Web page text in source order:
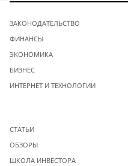
ЗАКОНОДАТЕЛЬСТВО
ФИНАНСЫ
ЭКОНОМИКА
БИЗНЕС
ИНТЕРНЕТ И ТЕХНОЛОГИИ
СТАТЬИ
ОБЗОРЫ
ШКОЛА ИНВЕСТОРА